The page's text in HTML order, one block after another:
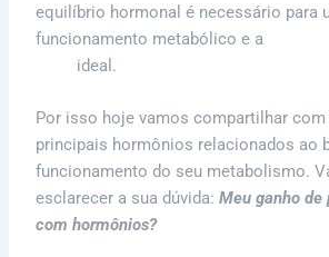
equilíbrio hormonal é necessário para
funcionamento metabólico e a
ideal.
Por isso hoje vamos compartilhar
principais hormônios relacionados ao
funcionamento do seu metabolismo.
esclarecer a sua dúvida:Meu ganho
com hormônios?